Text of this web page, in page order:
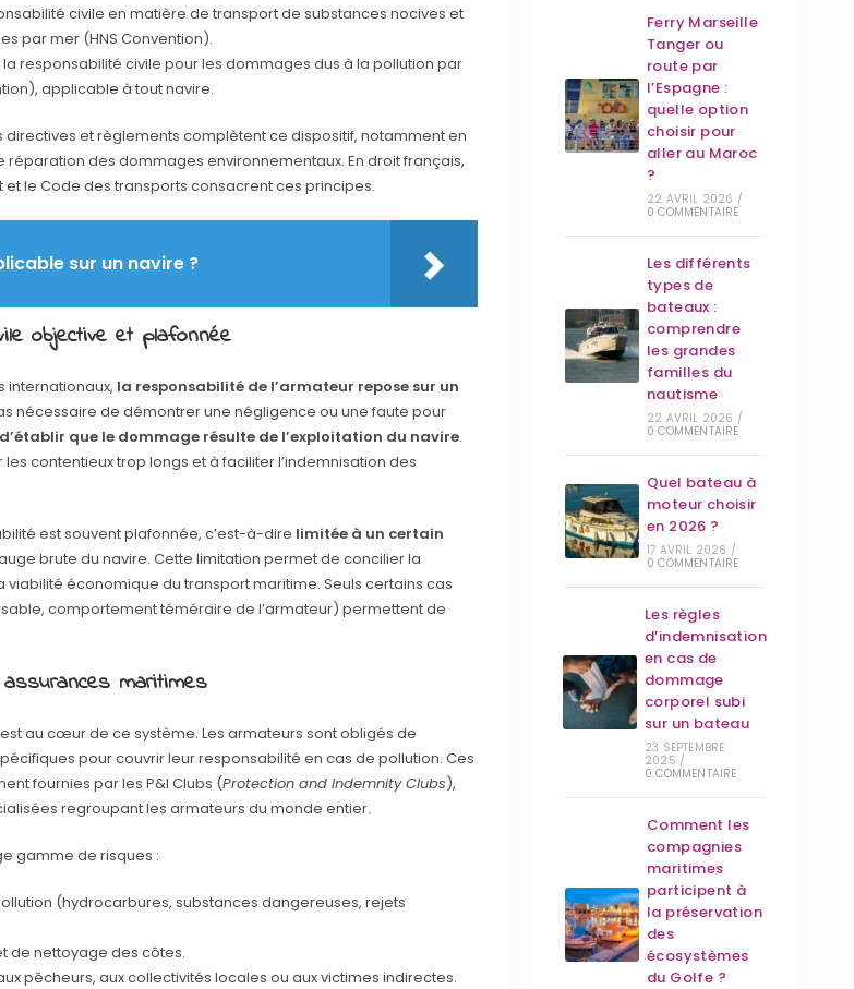
civile en matière de transport de substances nocives et
par mer (HNS Convention).
la responsabilité civile pour les dommages dus à la pollution par
applicable à tout navire.
directives et règlements complètent ce dispositif, notamment en
des dommages environnementaux. En droit français,
et le Code des transports consacrent ces principes.
sur un navire ?
objective et plafonnée
internationaux, la responsabilité de l’armateur repose sur un
nécessaire de démontrer une négligence ou une faute pour
que le dommage résulte de l’exploitation du navire.
contentieux trop longs et à faciliter l’indemnisation des
est souvent plafonnée, c’est-à-dire limitée à un certain
brute du navire. Cette limitation permet de concilier la
viabilité économique du transport maritime. Seuls certains cas
comportement téméraire de l’armateur) permettent de
maritimes
est au cœur de ce système. Les armateurs sont obligés de
pour couvrir leur responsabilité en cas de pollution. Ces
fournies par les P&I Clubs (Protection and Indemnity Clubs),
regroupant les armateurs du monde entier.
gamme de risques :
(hydrocarbures, substances dangereuses, rejets
de nettoyage des côtes.
pêcheurs, aux collectivités locales ou aux victimes indirectes.
Ferry Marseille
Tanger ou
route par
l’Espagne :
quelle option
choisir pour
aller au Maroc
?
22 AVRIL 2026 /
0 COMMENTAIRE
Les différents
types de
bateaux :
comprendre
les grandes
familles du
nautisme
22 AVRIL 2026 /
0 COMMENTAIRE
Quel bateau à
moteur choisir
en 2026 ?
17 AVRIL 2026 /
0 COMMENTAIRE
Les règles
d’indemnisation
en cas de
dommage
corporel subi
sur un bateau
23 SEPTEMBRE
2025 /
0 COMMENTAIRE
Comment les
compagnies
maritimes
participent à
la préservation
des
écosystèmes
du Golfe ?